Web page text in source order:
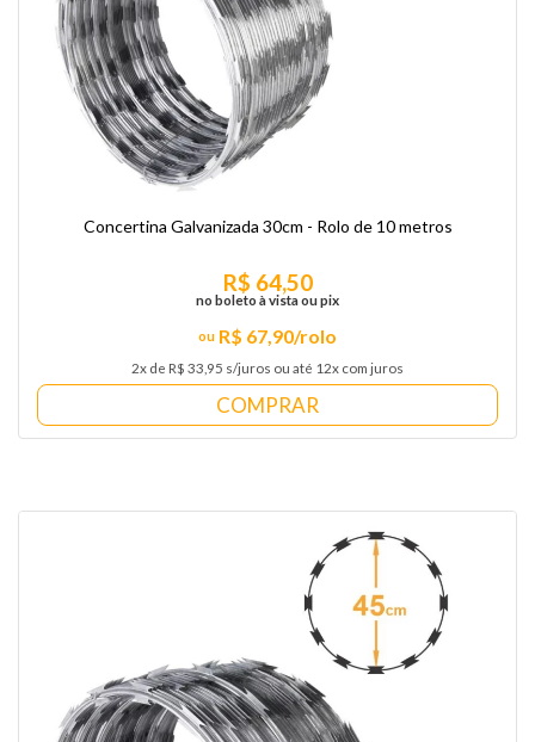
Concertina Galvanizada 30cm - Rolo de 10 metros
R$ 67,90/rolo
2x de R$ 33,95 s/juros ou até 12x com juros
R$ 64,50
no boleto à vista ou pix
COMPRAR